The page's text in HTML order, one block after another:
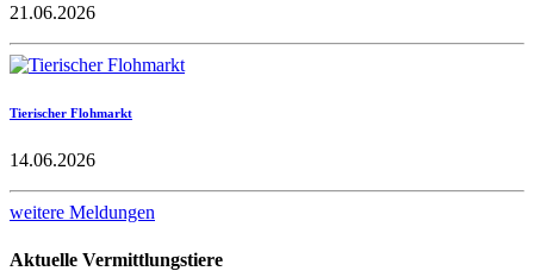
21.06.2026
Tierischer Flohmarkt
14.06.2026
weitere Meldungen
Aktuelle Vermittlungstiere